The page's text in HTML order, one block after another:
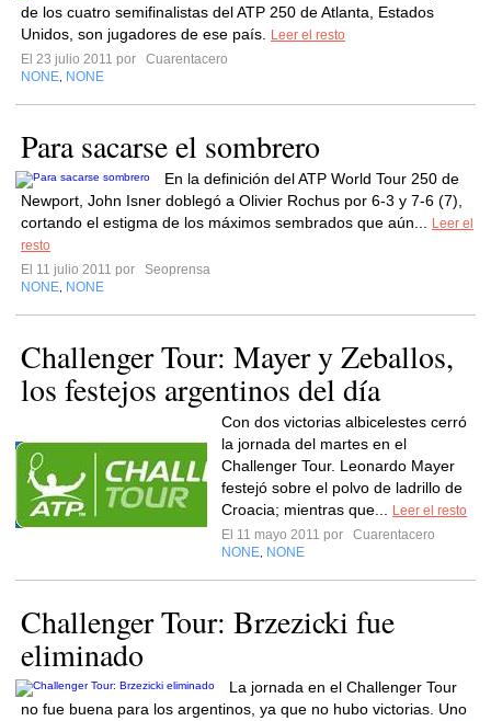
de los cuatro semifinalistas del ATP 250 de Atlanta, Estados
Unidos, son jugadores de ese país.
Leer el resto
El 23 julio 2011 por
Cuarentacero
NONE NONE
Para sacarse el sombrero
En la definición del ATP World Tour 250 de
Newport, John Isner doblegó a Olivier Rochus por 6-3 y 7-6 (7),
cortando el estigma de los máximos sembrados que aún...
Leer el
resto
El 11 julio 2011 por
Seoprensa
NONE NONE
Challenger Tour: Mayer y Zeballos,
los festejos argentinos del día
Con dos victorias albicelestes cerró
la jornada del martes en el
Challenger Tour. Leonardo Mayer
festejó sobre el polvo de ladrillo de
Croacia; mientras que...
Leer el resto
El 11 mayo 2011 por
Cuarentacero
NONE NONE
Challenger Tour: Brzezicki fue
eliminado
La jornada en el Challenger Tour
no fue buena para los argentinos, ya que no hubo victorias. Uno